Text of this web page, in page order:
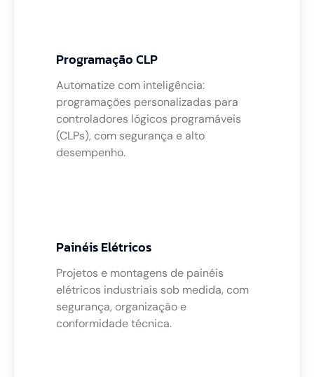
Programação CLP
Automatize com inteligência:
programações personalizadas para
controladores lógicos programáveis
(CLPs), com segurança e alto
desempenho.
Painéis Elétricos
Projetos e montagens de painéis
elétricos industriais sob medida, com
segurança, organização e
conformidade técnica.